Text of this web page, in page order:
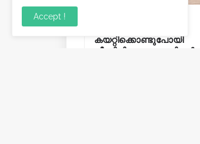
കയറ്റിക്കൊണ്ടുപോയി
പീഡിപ്പിച്ചു; വയോധികൻ
Accept !